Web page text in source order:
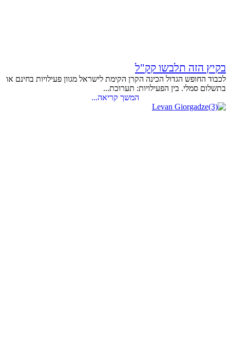
בקיץ הזה תלבשו קק"ל
לכבוד החופש הגדול הכינה הקרן הקימת לישראל מגוון פעילויות בחינם או
בתשלום סמלי. בין הפעילויות: תערוכת...
המשך קריאה...